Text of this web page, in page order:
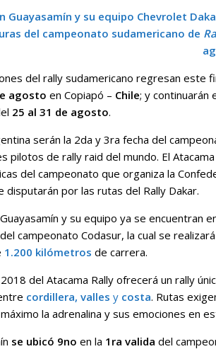
Guayasamín y su equipo Chevrolet
del campeonato sudamericano de
del rally sudamericano regresan este
agosto en Copiapó – Chile; y continuarán
25 al 31 de agosto.
serán la 2da y 3ra fecha del
pilotos de rally raid del mundo. El
del campeonato que organiza la
disputarán por las rutas del Rally Dakar.
y su equipo ya se encuentran
campeonato Codasur, la cual se
1.200 kilómetros de carrera.
del Atacama Rally ofrecerá un rally
cordillera, valles y costa. Rutas
la adrenalina y sus emociones en
se ubicó 9no en la 1ra valida del